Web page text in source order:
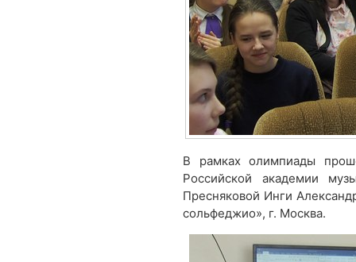
В рамках олимпиады
Российской академии
Пресняковой Инги
сольфеджио», г. Москва.